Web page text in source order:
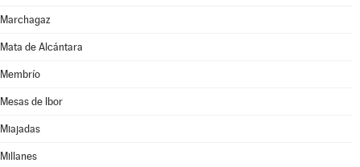
Marchagaz
Mata de Alcántara
Membrío
Mesas de Ibor
Miajadas
Millanes